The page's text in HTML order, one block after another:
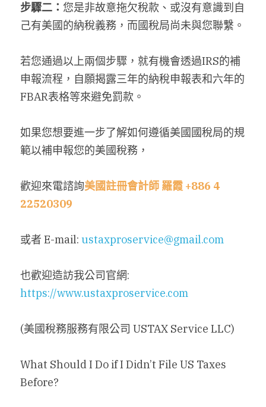
步驟二： 您是非故意拖欠稅款、或沒有意識到自
己有美國的納稅義務，而國稅局尚未與您聯繫。
若您通過以上兩個步驟，就有機會透過IRS的補
申報流程，自願揭露三年的納稅申報表和六年的
FBAR表格等來避免罰款。
如果您想要進一步了解如何遵循美國國稅局的規
範以補申報您的美國稅務，
歡迎來電諮詢美國註冊會計師 羅霞 +886 4
22520309
或者 E-mail: ustaxproservice@gmail.com
https://www.ustaxproservice.com
(美國稅務服務有限公司 USTAX Service LLC)
What Should I Do if I Didn’t File US Taxes
Before?